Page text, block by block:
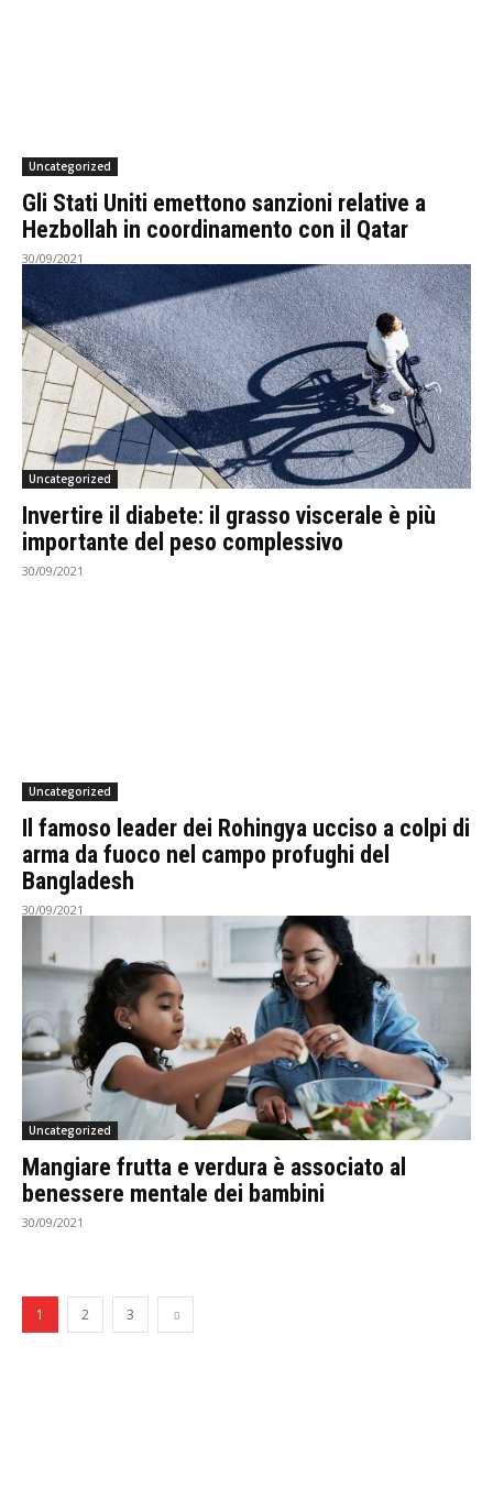
Uncategorized
Gli Stati Uniti emettono sanzioni relative a
Hezbollah in coordinamento con il Qatar
30/09/2021
Uncategorized
Invertire il diabete: il grasso viscerale è più
importante del peso complessivo
30/09/2021
Uncategorized
Il famoso leader dei Rohingya ucciso a colpi di
arma da fuoco nel campo profughi del
Bangladesh
30/09/2021
Uncategorized
Mangiare frutta e verdura è associato al
benessere mentale dei bambini
30/09/2021
1 2 3